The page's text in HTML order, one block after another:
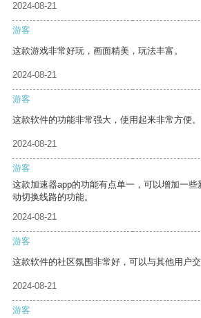
2024-08-21
游客
这款游戏非常好玩，画面精美，玩法丰富。
2024-08-21
游客
这款软件的功能非常强大，使用起来非常方便。
2024-08-21
游客
这款加速器app的功能有点单一，可以增加一些
动切换线路的功能。
2024-08-21
游客
这款软件的社区氛围非常好，可以与其他用户交
2024-08-21
游客